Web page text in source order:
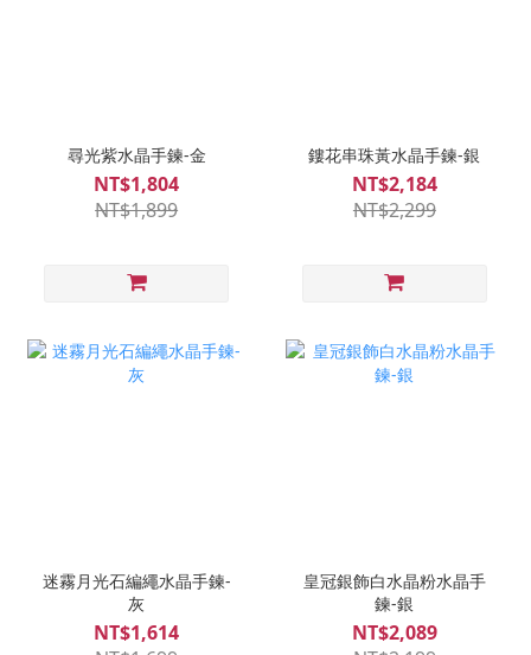
尋光紫水晶手鍊-金
NT$1,804
NT$1,899
鏤花串珠黃水晶手鍊-銀
NT$2,184
NT$2,299
迷霧月光石編繩水晶手鍊-
灰
NT$1,614
皇冠銀飾白水晶粉水晶手
鍊-銀
NT$2,089